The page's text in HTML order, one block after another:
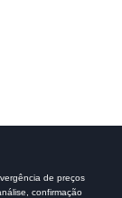
de preços
confirmação